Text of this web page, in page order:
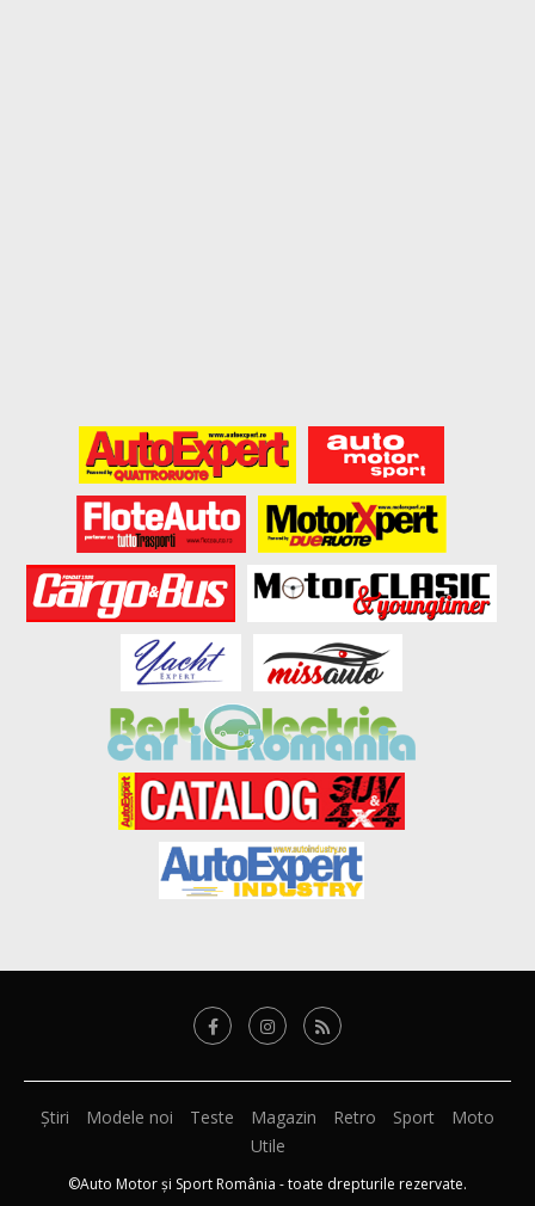
Știri Modele noi Teste Magazin Retro Sport
Moto
Utile
©Auto Motor și Sport România - toate drepturile rezervate.